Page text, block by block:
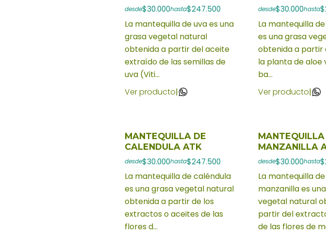
desde$30.000hasta$247.500
La mantequilla de uva es una
grasa vegetal natural
obtenida a partir del aceite
extraído de las semillas de
uva (Viti...
Ver producto|
desde$30.000hasta
La mantequilla
es una grasa
obtenida a partir
la planta de aloe
ba...
Ver producto|
MANTEQUILLA DE
CALENDULA ATK
desde$30.000hasta$247.500
La mantequilla de caléndula
es una grasa vegetal natural
obtenida a partir de los
extractos o aceites de las
flores d...
MANTEQUILLA
MANZANILLA
desde$30.000hasta
La mantequilla de
manzanilla es
vegetal natural
partir del
de las flores de